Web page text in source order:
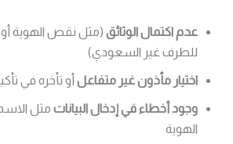
عدم اكتمال الوثائق(مثل نقص الهوية أو
للطرف غير السعودي)
اختيار مأذون غير متفاعلأو تأخره في
وجود أخطاء في إدخال البياناتمثل
الهوية